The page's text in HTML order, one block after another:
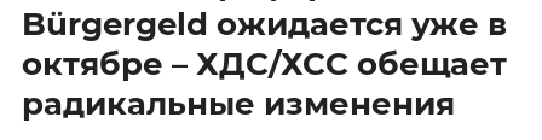
Bürgergeld ожидается уже в
октябре – ХДС/ХСС обещает
радикальные изменения